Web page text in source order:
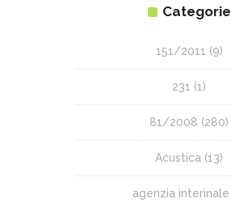
Categorie
151/2011 (9)
231 (1)
81/2008 (280)
Acustica (13)
agenzia interinale